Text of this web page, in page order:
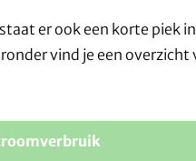
er ook een korte piek
vind je een